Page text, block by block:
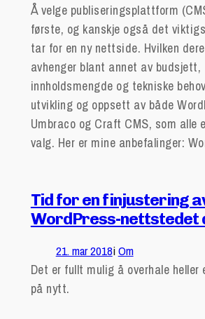
Å velge publiseringsplattform
første, og kanskje også det
tar for en ny nettside. Hvilken
avhenger blant annet av budsjett,
innholdsmengde og tekniske
utvikling og oppsett av både
Umbraco og Craft CMS, som alle
valg. Her er mine anbefalinger:
Tid for en finjustering
WordPress-nettstedet
21. mar 2018iOm
Det er fullt mulig å overhale heller
på nytt.